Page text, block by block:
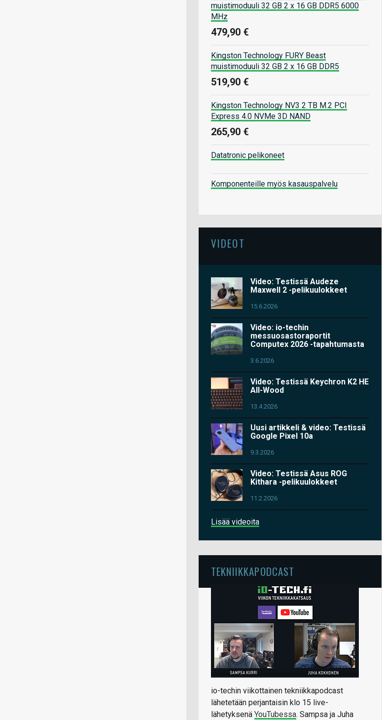
muistimoduuli 32 GB 2 x 16 GB DDR5 6000
MHz
479,90 €
Kingston Technology FURY Beast
muistimoduuli 32 GB 2 x 16 GB DDR5
519,90 €
Kingston Technology NV3 2 TB M.2 PCI
Express 4.0 NVMe 3D NAND
265,90 €
Datatronic pelikoneet
Komponenteille myös kasauspalvelu
VIDEOT
Video: Testissä Audeze
Maxwell 2 -pelikuulokkeet
15.6.2026
Video: io-techin
messuosastoraportit
Computex 2026 -tapahtumasta
3.6.2026
Video: Testissä Keychron K2 HE
All-Wood
13.4.2026
Uusi artikkeli & video: Testissä
Google Pixel 10a
9.3.2026
Video: Testissä Asus ROG
Kithara -pelikuulokkeet
11.2.2026
Lisää videoita
TEKNIIKKAPODCAST
io-techin viikottainen tekniikkapodcast
lähetetään perjantaisin klo 15 live-
lähetyksenä YouTubessa. Sampsa ja Juha